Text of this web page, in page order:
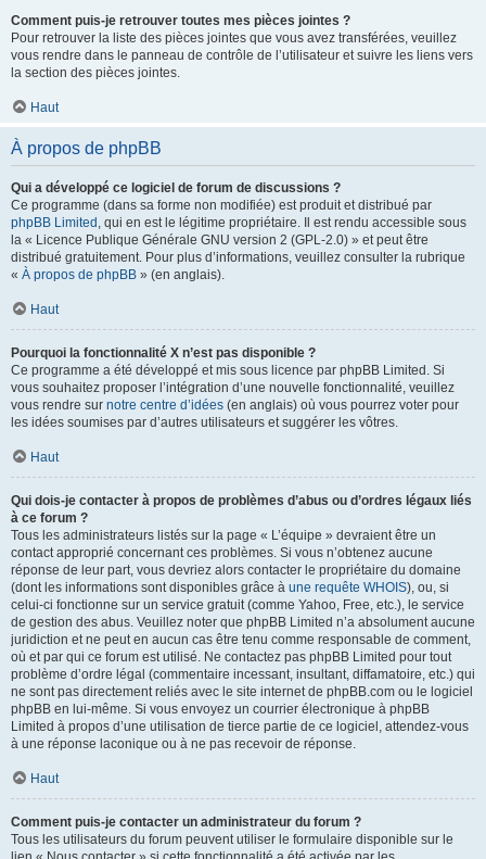
Comment puis-je retrouver toutes mes pièces jointes ?
Pour retrouver la liste des pièces jointes que vous avez transférées, veuillez
vous rendre dans le panneau de contrôle de l’utilisateur et suivre les liens vers
la section des pièces jointes.
Haut
À propos de phpBB
Qui a développé ce logiciel de forum de discussions ?
Ce programme (dans sa forme non modifiée) est produit et distribué par
phpBB Limited , qui en est le légitime propriétaire. Il est rendu accessible sous
la « Licence Publique Générale GNU version 2 (GPL-2.0) » et peut être
distribué gratuitement. Pour plus d’informations, veuillez consulter la rubrique
« À propos de phpBB » (en anglais).
Haut
Pourquoi la fonctionnalité X n’est pas disponible ?
Ce programme a été développé et mis sous licence par phpBB Limited. Si
vous souhaitez proposer l’intégration d’une nouvelle fonctionnalité, veuillez
vous rendre sur notre centre d’idées (en anglais) où vous pourrez voter pour
les idées soumises par d’autres utilisateurs et suggérer les vôtres.
Haut
Qui dois-je contacter à propos de problèmes d’abus ou d’ordres légaux liés
à ce forum ?
Tous les administrateurs listés sur la page « L’équipe » devraient être un
contact approprié concernant ces problèmes. Si vous n’obtenez aucune
réponse de leur part, vous devriez alors contacter le propriétaire du domaine
(dont les informations sont disponibles grâce à une requête WHOIS), ou, si
celui-ci fonctionne sur un service gratuit (comme Yahoo, Free, etc.), le service
de gestion des abus. Veuillez noter que phpBB Limited n’a absolument aucune
juridiction et ne peut en aucun cas être tenu comme responsable de comment,
où et par qui ce forum est utilisé. Ne contactez pas phpBB Limited pour tout
problème d’ordre légal (commentaire incessant, insultant, diffamatoire, etc.) qui
ne sont pas directement reliés avec le site internet de phpBB.com ou le logiciel
phpBB en lui-même. Si vous envoyez un courrier électronique à phpBB
Limited à propos d’une utilisation de tierce partie de ce logiciel, attendez-vous
à une réponse laconique ou à ne pas recevoir de réponse.
Haut
Comment puis-je contacter un administrateur du forum ?
Tous les utilisateurs du forum peuvent utiliser le formulaire disponible sur le